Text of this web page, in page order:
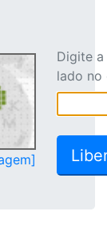
Digite
lado no